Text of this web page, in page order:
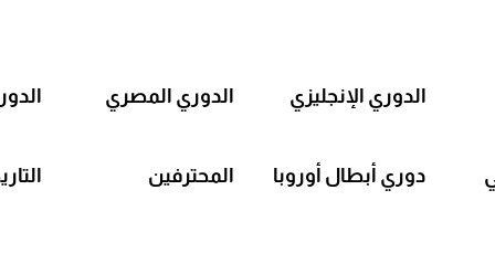
الدوري الإنجليزي الدوري المصري
دوري أبطال أوروبا المحترفين